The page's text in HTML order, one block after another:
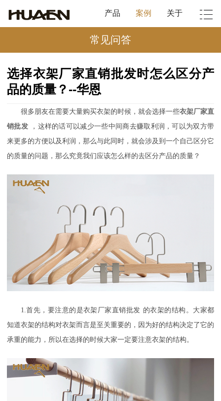
产品 案例 关于
常见问答
选择衣架厂家直销批发时怎么区分产
品的质量？--华恩
很多朋友在需要大量购买衣架的时候，就会选择一些衣架厂家直
销批发
，这样的话可以减少一些中间商去赚取利润，可以为双方带
来更多的方便以及利润，那么与此同时，就会涉及到一个自己区分它
的质量的问题，那么究竟我们应该怎么样的去区分产品的质量？
1. 首先 ， 要注意的是衣架厂家直销批发 的衣架的结构。大家都
知道衣架的结构对衣架而言是至关重要的，因为好的结构决定了它的
承重的能力，所以在选择的时候大家一定要注意衣架的结构。